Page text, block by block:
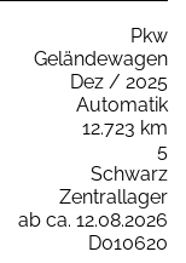
Pkw
Geländewagen
Dez / 2025
Automatik
12.723 km
5
Schwarz
Zentrallager
ab ca. 12.08.2026
D010620